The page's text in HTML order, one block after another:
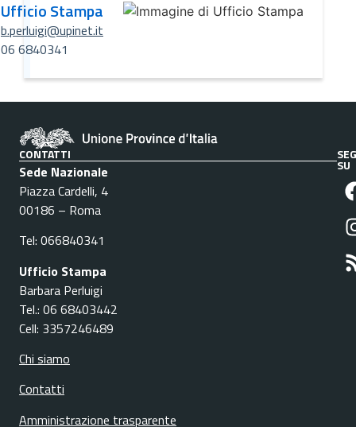
Ufficio Stampa
b.perluigi@upinet.it
06 6840341
CONTATTI
Sede Nazionale
Piazza Cardelli, 4
00186 – Roma
Tel: 066840341
Ufficio Stampa
Barbara Perluigi
Tel.: 06 68403442
Cell: 3357246489
Chi siamo
Contatti
Amministrazione trasparente
SU